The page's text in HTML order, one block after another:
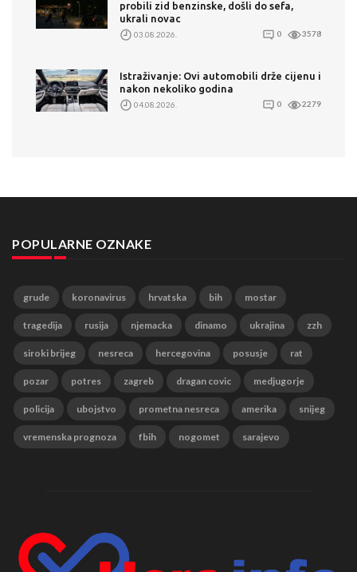
probili zid benzinske, došli do sefa,
ukrali novac
03.08.2026. 0 3578
Istraživanje: Ovi automobili drže cijenu i
nakon nekoliko godina
04.08.2026. 0 2279
POPULARNE OZNAKE
grude koronavirus hrvatska bih mostar
tragedija rusija njemacka dinamo ukrajina zzh
siroki brijeg nesreca hercegovina posusje rat
pozar potres zagreb dragan covic medjugorje
policija ubojstvo prometna nesreca amerika snijeg
vremenska prognoza fbih nogomet sarajevo